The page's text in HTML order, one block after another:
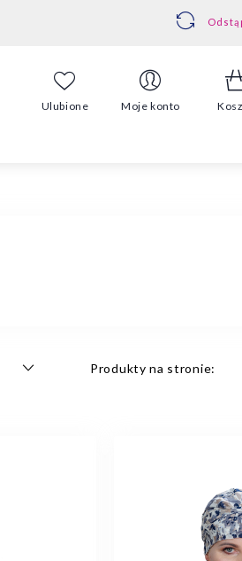
Ulubione Moje konto
Produkty na stronie: